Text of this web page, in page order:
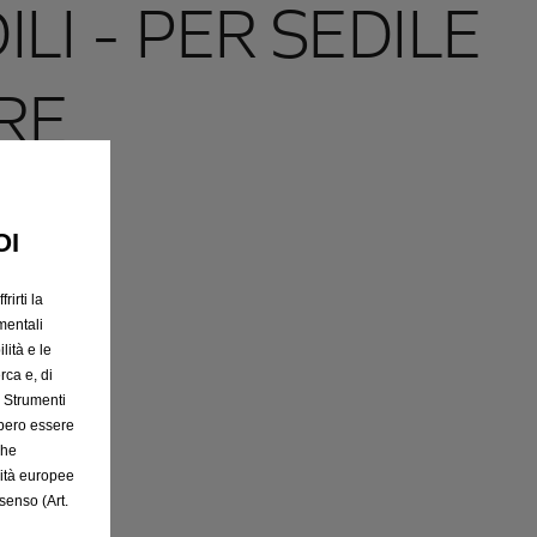
- PER SEDILE
la
e le
e, di
essere
europee
(Art.